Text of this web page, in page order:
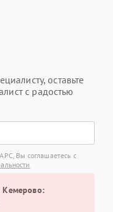
оставьте
с радостью
Вы соглашаетесь с
Кемерово: